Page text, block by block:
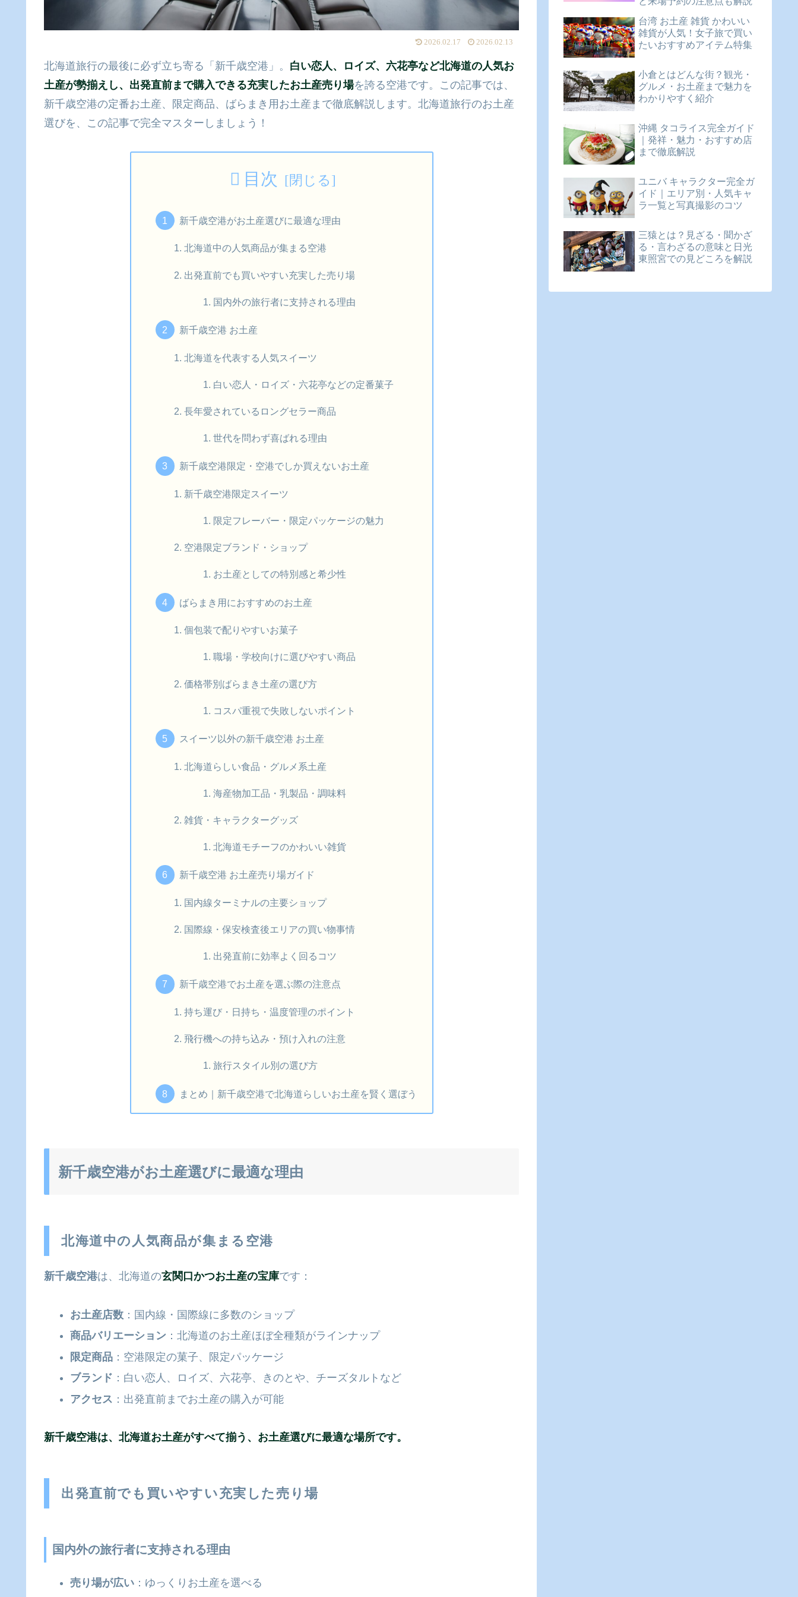
2026.02.17 2026.02.13
北海道旅行の最後に必ず立ち寄る「新千歳空港」。 白い恋人、ロイズ、六花亭など北海道の人気お
土産が勢揃えし、出発直前まで購入できる充実したお土産売り場を誇る空港です。この記事では、
新千歳空港の定番お土産、限定商品、ばらまき用お土産まで徹底解説します。北海道旅行のお土産
選びを、この記事で完全マスターしましょう！
目次
新千歳空港がお土産選びに最適な理由
北海道中の人気商品が集まる空港
出発直前でも買いやすい充実した売り場
国内外の旅行者に支持される理由
新千歳空港 お土産
北海道を代表する人気スイーツ
白い恋人・ロイズ・六花亭などの定番菓子
長年愛されているロングセラー商品
世代を問わず喜ばれる理由
新千歳空港限定・空港でしか買えないお土産
新千歳空港限定スイーツ
限定フレーバー・限定パッケージの魅力
空港限定ブランド・ショップ
お土産としての特別感と希少性
ばらまき用におすすめのお土産
個包装で配りやすいお菓子
職場・学校向けに選びやすい商品
価格帯別ばらまき土産の選び方
コスパ重視で失敗しないポイント
スイーツ以外の新千歳空港 お土産
北海道らしい食品・グルメ系土産
海産物加工品・乳製品・調味料
雑貨・キャラクターグッズ
北海道モチーフのかわいい雑貨
新千歳空港 お土産売り場ガイド
国内線ターミナルの主要ショップ
国際線・保安検査後エリアの買い物事情
出発直前に効率よく回るコツ
新千歳空港でお土産を選ぶ際の注意点
持ち運び・日持ち・温度管理のポイント
飛行機への持ち込み・預け入れの注意
旅行スタイル別の選び方
まとめ｜新千歳空港で北海道らしいお土産を賢く選ぼう
新千歳空港がお土産選びに最適な理由
北海道中の人気商品が集まる空港
新千歳空港は、北海道の玄関口かつお土産の宝庫です：
お土産店数：国内線・国際線に多数のショップ
商品バリエーション ：北海道のお土産ほぼ全種類がラインナップ
限定商品：空港限定の菓子、限定パッケージ
ブランド ：白い恋人、ロイズ、六花亭、きのとや、チーズタルトなど
アクセス ：出発直前までお土産の購入が可能
新千歳空港は、北海道お土産がすべて揃う、お土産選びに最適な場所です。
出発直前でも買いやすい充実した売り場
国内外の旅行者に支持される理由
売り場が広い：ゆっくりお土産を選べる
台湾 お土産 雑貨 かわいい
雑貨が人気！女子旅で買い
たいおすすめアイテム特集
小倉とはどんな街？観光・
グルメ・お土産まで魅力を
わかりやすく紹介
沖縄 タコライス完全ガイド
｜発祥・魅力・おすすめ店
まで徹底解説
ユニバ キャラクター完全ガ
イド｜エリア別・人気キャ
ラ一覧と写真撮影のコツ
三猿とは？見ざる・聞かざ
る・言わざるの意味と日光
東照宮での見どころを解説